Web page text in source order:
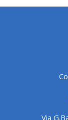
Via